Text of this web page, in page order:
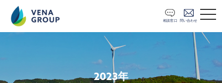
問い合わせ
相談窓口
t
o
l
2023年